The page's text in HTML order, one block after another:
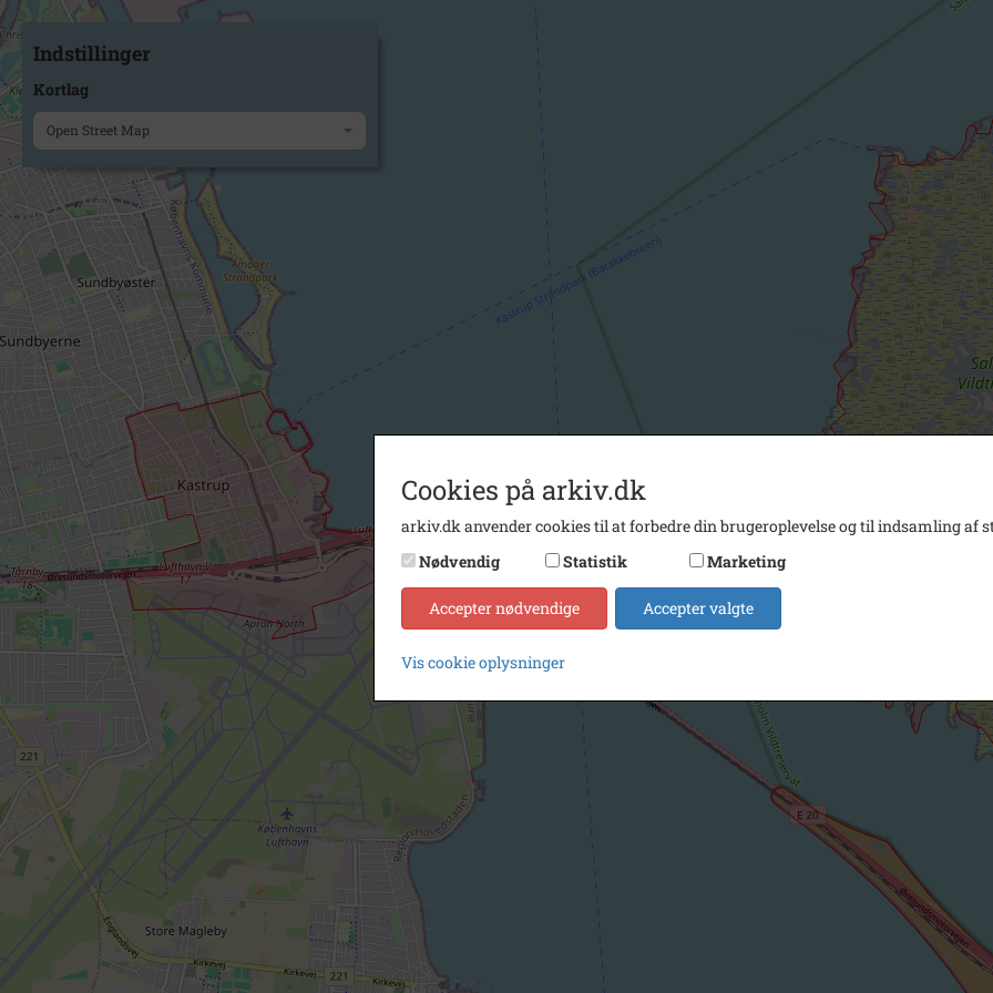
Indstillinger
Kortlag
Open Street Map
Cookies på arkiv.dk
arkiv.dk anvender cookies til at forbedre din brugeroplevelse og til indsamling af
Nødvendig
Statistik Marketing
Accepter nødvendige Accepter valgte
Vis cookie oplysninger